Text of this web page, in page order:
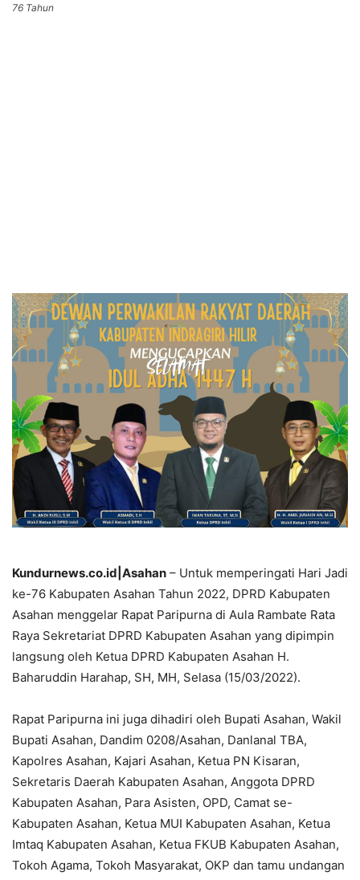
76 Tahun
Kundurnews.co.id|Asahan – Untuk memperingati Hari Jadi
ke-76 Kabupaten Asahan Tahun 2022, DPRD Kabupaten
Asahan menggelar Rapat Paripurna di Aula Rambate Rata
Raya Sekretariat DPRD Kabupaten Asahan yang dipimpin
langsung oleh Ketua DPRD Kabupaten Asahan H.
Baharuddin Harahap, SH, MH, Selasa (15/03/2022).
Rapat Paripurna ini juga dihadiri oleh Bupati Asahan, Wakil
Bupati Asahan, Dandim 0208/Asahan, Danlanal TBA,
Kapolres Asahan, Kajari Asahan, Ketua PN Kisaran,
Sekretaris Daerah Kabupaten Asahan, Anggota DPRD
Kabupaten Asahan, Para Asisten, OPD, Camat se-
Kabupaten Asahan, Ketua MUI Kabupaten Asahan, Ketua
Imtaq Kabupaten Asahan, Ketua FKUB Kabupaten Asahan,
Tokoh Agama, Tokoh Masyarakat, OKP dan tamu undangan